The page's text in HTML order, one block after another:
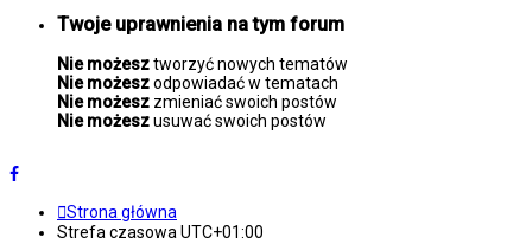
Twoje uprawnienia na tym forum
Nie możesztworzyć nowych tematów
Nie możeszodpowiadać w tematach
Nie możesz zmieniać swoich postów
Nie możeszusuwać swoich postów
Strona główna
Strefa czasowa UTC+01:00